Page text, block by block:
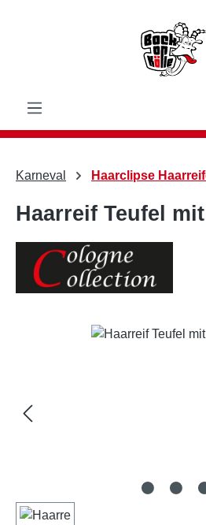
Karneval Haarclipse
Haarreif Teufel
Bildergalerie überspringen